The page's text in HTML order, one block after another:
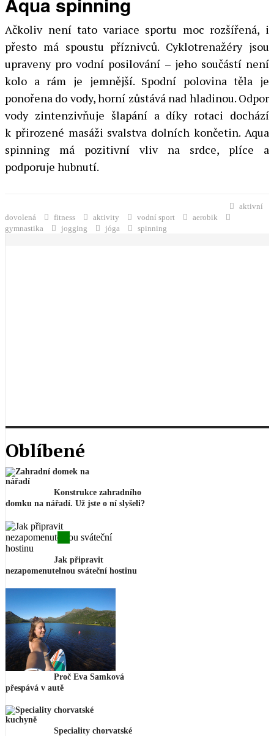
Ačkoliv není tato variace sportu moc rozšířená, i
přesto má spoustu příznivců. Cyklotrenažéry jsou
upraveny pro vodní posilování – jeho součástí není
kolo a rám je jemnější. Spodní polovina těla je
ponořena do vody, horní zůstává nad hladinou. Odpor
vody zintenzivňuje šlapání a díky rotaci dochází
k přirozené masáži svalstva dolních končetin. Aqua
spinning má pozitivní vliv na srdce, plíce a
podporuje hubnutí.
aktivní
dovolená
fitness aktivity vodní sport
aerobik
gymnastika
jogging jóga spinning
Oblíbené
Konstrukce zahradního
domku na nářadí. Už jste o ní slyšeli?
Jak připravit
nezapomenutelnou sváteční hostinu
Proč Eva Samková
přespává v autě
Speciality chorvatské